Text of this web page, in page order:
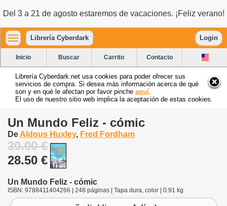
Del 3 a 21 de agosto estaremos de vacaciones. ¡Feliz verano!
Librería Cyberdark Login
Inicio Buscar Carrito Contacto
Librería Cyberdark.net usa cookies para poder ofrecer sus
servicios de compra. Si desea más información acerca de qué
son y en qué le afectan por favor pinche aquí
El uso de nuestro sitio web implica la aceptación de estas cookies.
Un Mundo Feliz - cómic
De Aldous Huxley, Fred Fordham
30.00 €
28.50 €
Un Mundo Feliz - cómic
ISBN: 9788411404266 | 248 páginas | Tapa dura, color | 0.91 kg